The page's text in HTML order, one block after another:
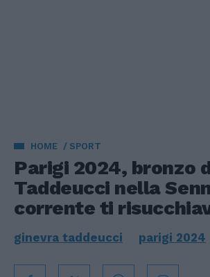
HOME SPORT
Parigi 2024, bronzo
Taddeucci nella
corrente ti
ginevra taddeucci parigi 2024